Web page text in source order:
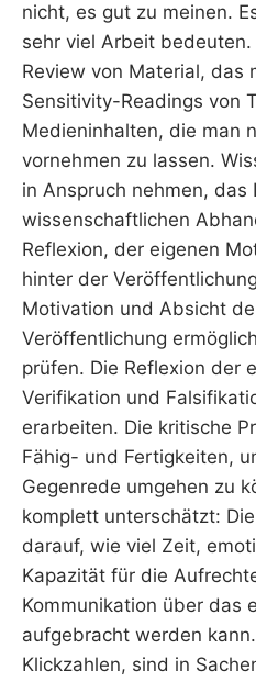
nicht, es gut zu meinen.
sehr viel Arbeit
Review von Material, das
Sensitivity-Readings von
Medieninhalten, die man
vornehmen zu lassen.
in Anspruch nehmen, das
wissenschaftlichen
Reflexion, der eigenen
hinter der
Motivation und Absicht
Veröffentlichung
prüfen. Die Reflexion der
Verifikation und
erarbeiten. Die kritische
Fähig- und Fertigkeiten,
Gegenrede umgehen zu
komplett unterschätzt:
darauf, wie viel Zeit,
Kapazität für die
Kommunikation über das
aufgebracht werden
Klickzahlen, sind in